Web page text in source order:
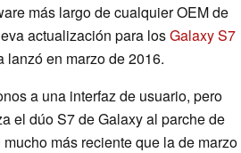
más largo de cualquier OEM de
actualización para losGalaxy S7
lanzó en marzo de 2016.
a una interfaz de usuario, pero
el dúo S7 de Galaxy al parche de
más reciente que la de marzo